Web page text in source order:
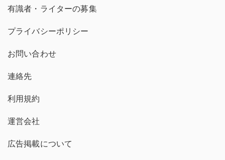
有識者・ライターの募集
プライバシーポリシー
お問い合わせ
連絡先
利用規約
運営会社
広告掲載について